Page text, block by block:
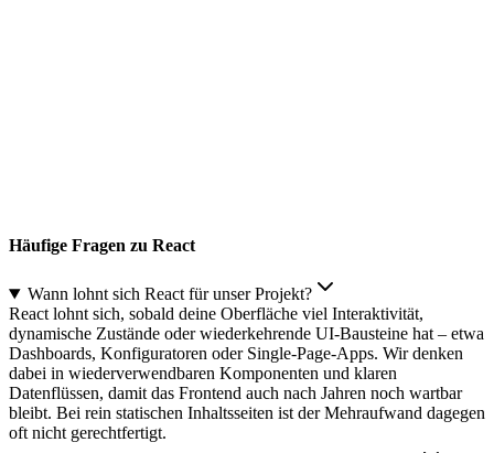
Häufige Fragen zu React
Wann lohnt sich React für unser Projekt?
React lohnt sich, sobald deine Oberfläche viel Interaktivität,
dynamische Zustände oder wiederkehrende UI-Bausteine hat – etwa
Dashboards, Konfiguratoren oder Single-Page-Apps. Wir denken
dabei in wiederverwendbaren Komponenten und klaren
Datenflüssen, damit das Frontend auch nach Jahren noch wartbar
bleibt. Bei rein statischen Inhaltsseiten ist der Mehraufwand dagegen
oft nicht gerechtfertigt.